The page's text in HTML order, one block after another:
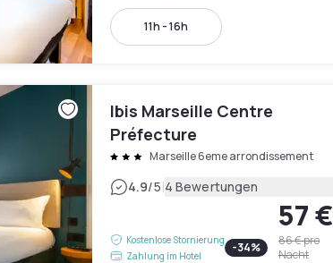
11h - 16h
Ibis Marseille Centre
Préfecture
Marseille 6eme arrondissement
4.9/5|4 Bewertungen
Kostenlose Stornierung
Zahlung im Hotel
57 €
-34% 86 €pro
Nacht